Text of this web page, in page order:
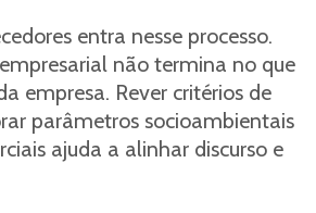
entra nesse processo.
não termina no que
empresa. Rever critérios de
parâmetros socioambientais
ajuda a alinhar discurso e